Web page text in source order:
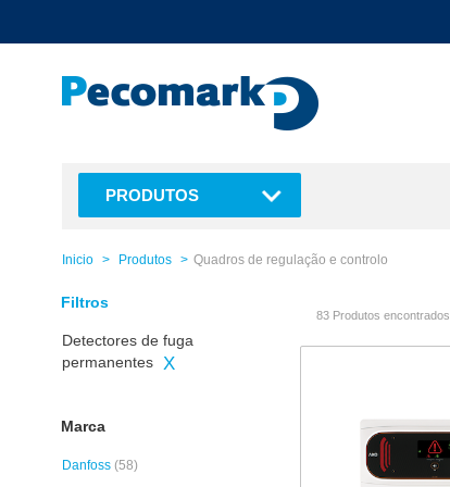
PRODUTOS
Inicio Produtos Quadros de regulação e controlo
Filtros
Detectores de fuga
permanentes X
Marca
Danfoss (58)
83 Produtos encontrados